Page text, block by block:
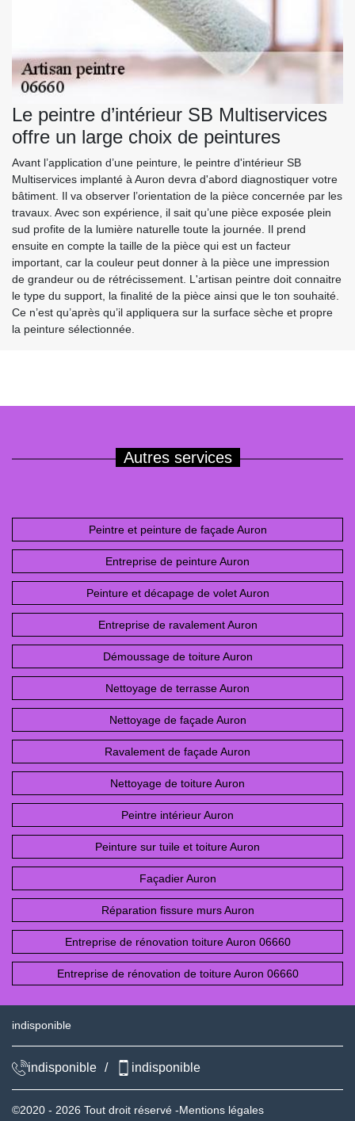
Le peintre d’intérieur SB Multiservices
offre un large choix de peintures
Avant l’application d’une peinture, le peintre d'intérieur SB
Multiservices implanté à Auron devra d'abord diagnostiquer votre
bâtiment. Il va observer l’orientation de la pièce concernée par les
travaux. Avec son expérience, il sait qu’une pièce exposée plein
sud profite de la lumière naturelle toute la journée. Il prend
ensuite en compte la taille de la pièce qui est un facteur
important, car la couleur peut donner à la pièce une impression
de grandeur ou de rétrécissement. L'artisan peintre doit connaitre
le type du support, la finalité de la pièce ainsi que le ton souhaité.
Ce n’est qu’après qu’il appliquera sur la surface sèche et propre
la peinture sélectionnée.
Autres services
Peintre et peinture de façade Auron
Entreprise de peinture Auron
Peinture et décapage de volet Auron
Entreprise de ravalement Auron
Démoussage de toiture Auron
Nettoyage de terrasse Auron
Nettoyage de façade Auron
Ravalement de façade Auron
Nettoyage de toiture Auron
Peintre intérieur Auron
Peinture sur tuile et toiture Auron
Façadier Auron
Réparation fissure murs Auron
Entreprise de rénovation toiture Auron 06660
Entreprise de rénovation de toiture Auron 06660
indisponible
indisponible / indisponible
©2020 - 2026 Tout droit réservé -Mentions légales